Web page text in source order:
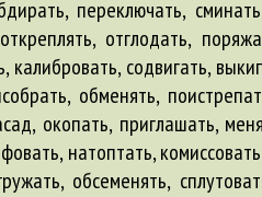
переключать,
отглодать,
содвигать,
обменять,
окопать, приглашать,
натоптать,
обсеменять,